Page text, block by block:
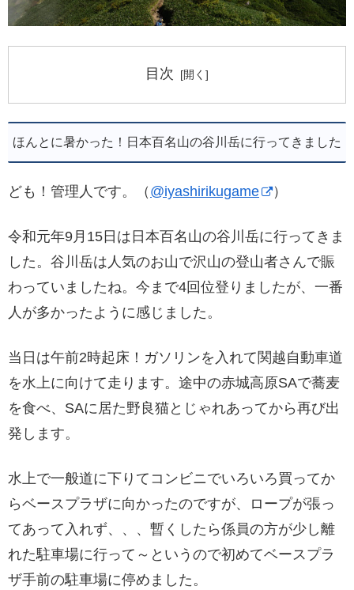
目次
ほんとに暑かった！日本百名山の谷川岳に行ってきました
ども！管理人です。（ @iyashirikugame ）
令和元年9月15日は日本百名山の谷川岳に行ってきま
した。谷川岳は人気のお山で沢山の登山者さんで賑
わっていましたね。今まで4回位登りましたが、一番
人が多かったように感じました。
当日は午前2時起床！ガソリンを入れて関越自動車道
を水上に向けて走ります。途中の赤城高原SAで蕎麦
を食べ、SAに居た野良猫とじゃれあってから再び出
発します。
水上で一般道に下りてコンビニでいろいろ買ってか
らベースプラザに向かったのですが、ロープが張っ
てあって入れず、、、暫くしたら係員の方が少し離
れた駐車場に行って～というので初めてベースプラ
ザ手前の駐車場に停めました。